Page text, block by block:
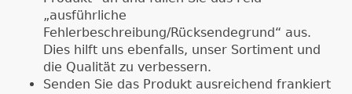
„ausführliche
Fehlerbeschreibung/Rücksendegrund“ aus.
Dies hilft uns ebenfalls, unser Sortiment und
die Qualität zu verbessern.
Senden Sie das Produkt ausreichend frankiert